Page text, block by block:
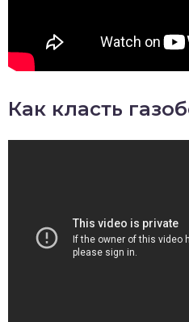
Как класть